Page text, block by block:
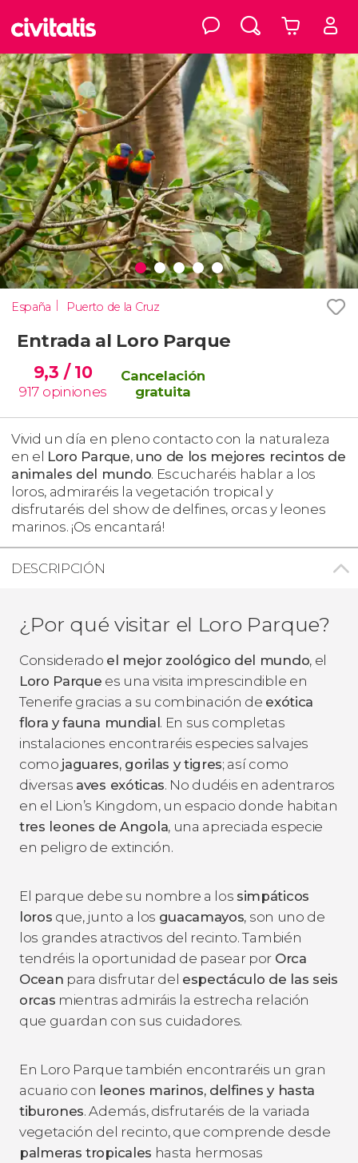
España Puerto de la Cruz
Entrada al Loro Parque
9,3 / 10
917 opiniones
Cancelación
gratuita
Vivid un día en pleno contacto con la naturaleza
en el Loro Parque, uno de los mejores recintos de
animales del mundo. Escucharéis hablar a los
loros, admiraréis la vegetación tropical y
disfrutaréis del show de delfines, orcas y leones
marinos. ¡Os encantará!
DESCRIPCIÓN
¿Por qué visitar el Loro Parque?
Considerado el mejor zoológico del mundo, el
Loro Parque es una visita imprescindible en
Tenerife gracias a su combinación de exótica
flora y fauna mundial. En sus completas
instalaciones encontraréis especies salvajes
como jaguares, gorilas y tigres; así como
diversas aves exóticas. No dudéis en adentraros
en el Lion’s Kingdom, un espacio donde habitan
tres leones de Angola, una apreciada especie
en peligro de extinción.
El parque debe su nombre a los simpáticos
loros que, junto a los guacamayos, son uno de
los grandes atractivos del recinto. También
tendréis la oportunidad de pasear por Orca
Ocean para disfrutar del espectáculo de las seis
orcas mientras admiráis la estrecha relación
que guardan con sus cuidadores.
En Loro Parque también encontraréis un gran
acuario con leones marinos, delfines y hasta
tiburones. Además, disfrutaréis de la variada
vegetación del recinto, que comprende desde
palmeras tropicales hasta hermosas